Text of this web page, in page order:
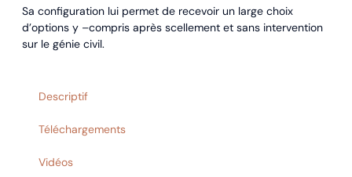
Sa configuration lui permet de recevoir un large choix
d’options y –compris après scellement et sans intervention
sur le génie civil.
Descriptif
Téléchargements
Vidéos